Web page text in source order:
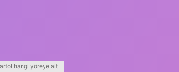
hangi yöreye ait